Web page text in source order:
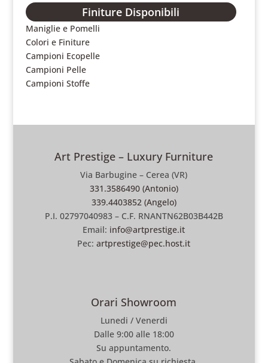
Finiture Disponibili
Maniglie e Pomelli
Colori e Finiture
Campioni Ecopelle
Campioni Pelle
Campioni Stoffe
Art Prestige – Luxury Furniture
Via Barbugine – Cerea (VR)
331.3586490 (Antonio)
339.4403852 (Angelo)
P.I. 02797040983 – C.F. RNANTN62B03B442B
Email: info@artprestige.it
Pec:artprestige@pec.host.it
Orari Showroom
Lunedi / Venerdi
Dalle 9:00 alle 18:00
Su appuntamento.